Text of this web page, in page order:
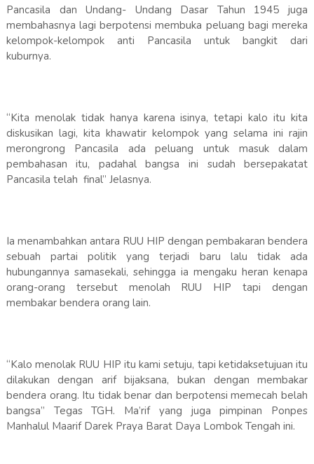
Pancasila dan Undang- Undang Dasar Tahun 1945 juga
membahasnya lagi berpotensi membuka peluang bagi mereka
kelompok-kelompok anti Pancasila untuk bangkit dari
kuburnya.
“Kita menolak tidak hanya karena isinya, tetapi kalo itu kita
diskusikan lagi, kita khawatir kelompok yang selama ini rajin
merongrong Pancasila ada peluang untuk masuk dalam
pembahasan itu, padahal bangsa ini sudah bersepakatat
Pancasila telah final” Jelasnya.
Ia menambahkan antara RUU HIP dengan pembakaran bendera
sebuah partai politik yang terjadi baru lalu tidak ada
hubungannya samasekali, sehingga ia mengaku heran kenapa
orang-orang tersebut menolah RUU HIP tapi dengan
membakar bendera orang lain.
“Kalo menolak RUU HIP itu kami setuju, tapi ketidaksetujuan itu
dilakukan dengan arif bijaksana, bukan dengan membakar
bendera orang. Itu tidak benar dan berpotensi memecah belah
bangsa” Tegas TGH. Ma’rif yang juga pimpinan Ponpes
Manhalul Maarif Darek Praya Barat Daya Lombok Tengah ini.